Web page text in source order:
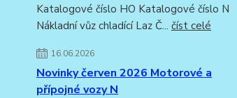
Katalogové číslo HO Katalogové číslo N
Nákladní vůz chladící Laz Č... číst celé
16.06.2026
Novinky červen 2026 Motorové a
přípojné vozy N